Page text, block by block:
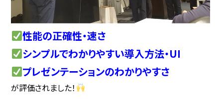
性能の正確性・速さ
シンプルでわかりやすい導入方法・UI
プレゼンテーションのわかりやすさ
が評価されました！